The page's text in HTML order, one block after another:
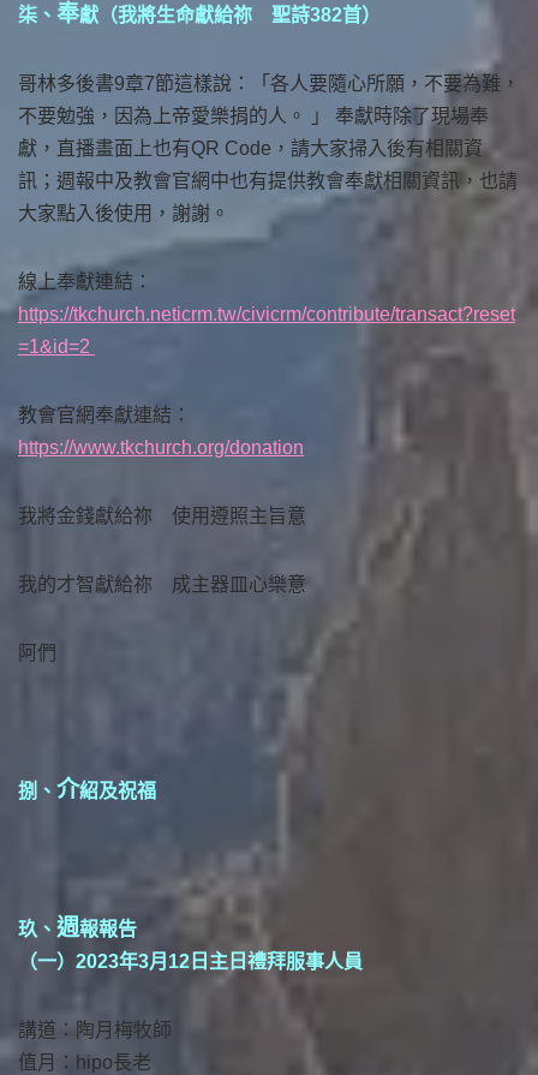
柒、 奉獻（我將生命獻給祢 聖詩382首）
哥林多後書9章7節這樣說：「各人要隨心所願，不要為難，
不要勉強，因為上帝愛樂捐的人。 」 奉獻時除了現場奉
獻，直播畫面上也有QR Code，請大家掃入後有相關資
訊；週報中及教會官網中也有提供教會奉獻相關資訊，也請
大家點入後使用，謝謝。
線上奉獻連結：
https://tkchurch.neticrm.tw/civicrm/contribute/transact?reset
=1&id=2
教會官網奉獻連結：
https://www.tkchurch.org/donation
我將金錢獻給祢 使用遵照主旨意
我的才智獻給祢 成主器皿心樂意
阿們
捌、 介紹及祝福
玖、 週報報告
（一）2023年3月12日主日禮拜服事人員
講道：陶月梅牧師
值月：hipo長老